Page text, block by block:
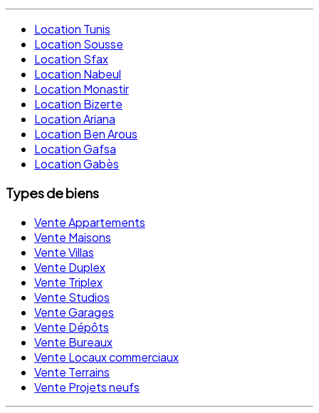
Location Tunis
Location Sousse
Location Sfax
Location Nabeul
Location Monastir
Location Bizerte
Location Ariana
Location Ben Arous
Location Gafsa
Location Gabès
Types de biens
Vente Appartements
Vente Maisons
Vente Villas
Vente Duplex
Vente Triplex
Vente Studios
Vente Garages
Vente Dépôts
Vente Bureaux
Vente Locaux commerciaux
Vente Terrains
Vente Projets neufs